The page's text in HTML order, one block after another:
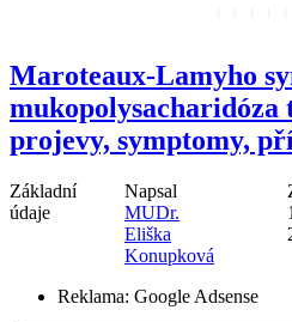
Maroteaux-Lamyho
projevy, symptomy,
Základní
údaje
Napsal
MUDr.
Eliška
Konupková
Reklama: Google Adsense